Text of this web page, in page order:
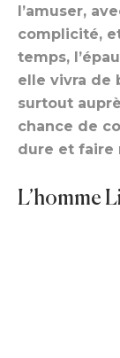
l’amuser,
complicité,
temps,
elle vivra de
surtout
chance de
dure et faire
L’homme